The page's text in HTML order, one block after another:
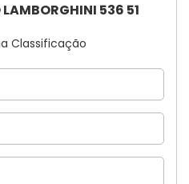
536 51
Classificação